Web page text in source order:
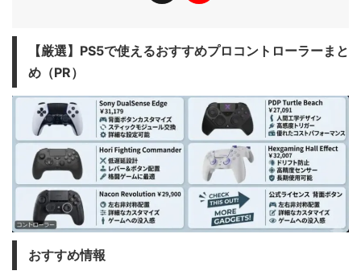
​【厳選】PS5で使えるおすすめプロコントローラーまと
め（PR）
おすすめ情報